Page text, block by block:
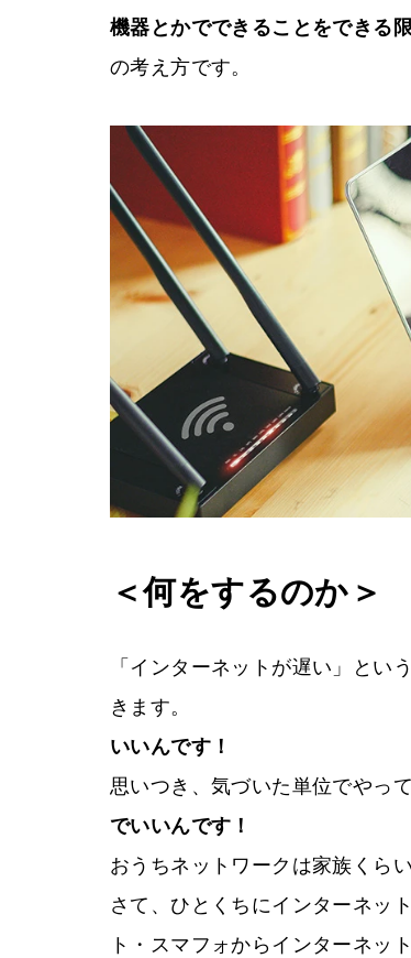
機器とかでできることをできる
の考え方です。
＜何をするのか＞
「インターネットが遅い」とい
きます。
いいんです！
思いつき、気づいた単位でやっ
でいいんです！
おうちネットワークは家族くら
さて、ひとくちにインターネッ
ト・スマフォからインターネッ